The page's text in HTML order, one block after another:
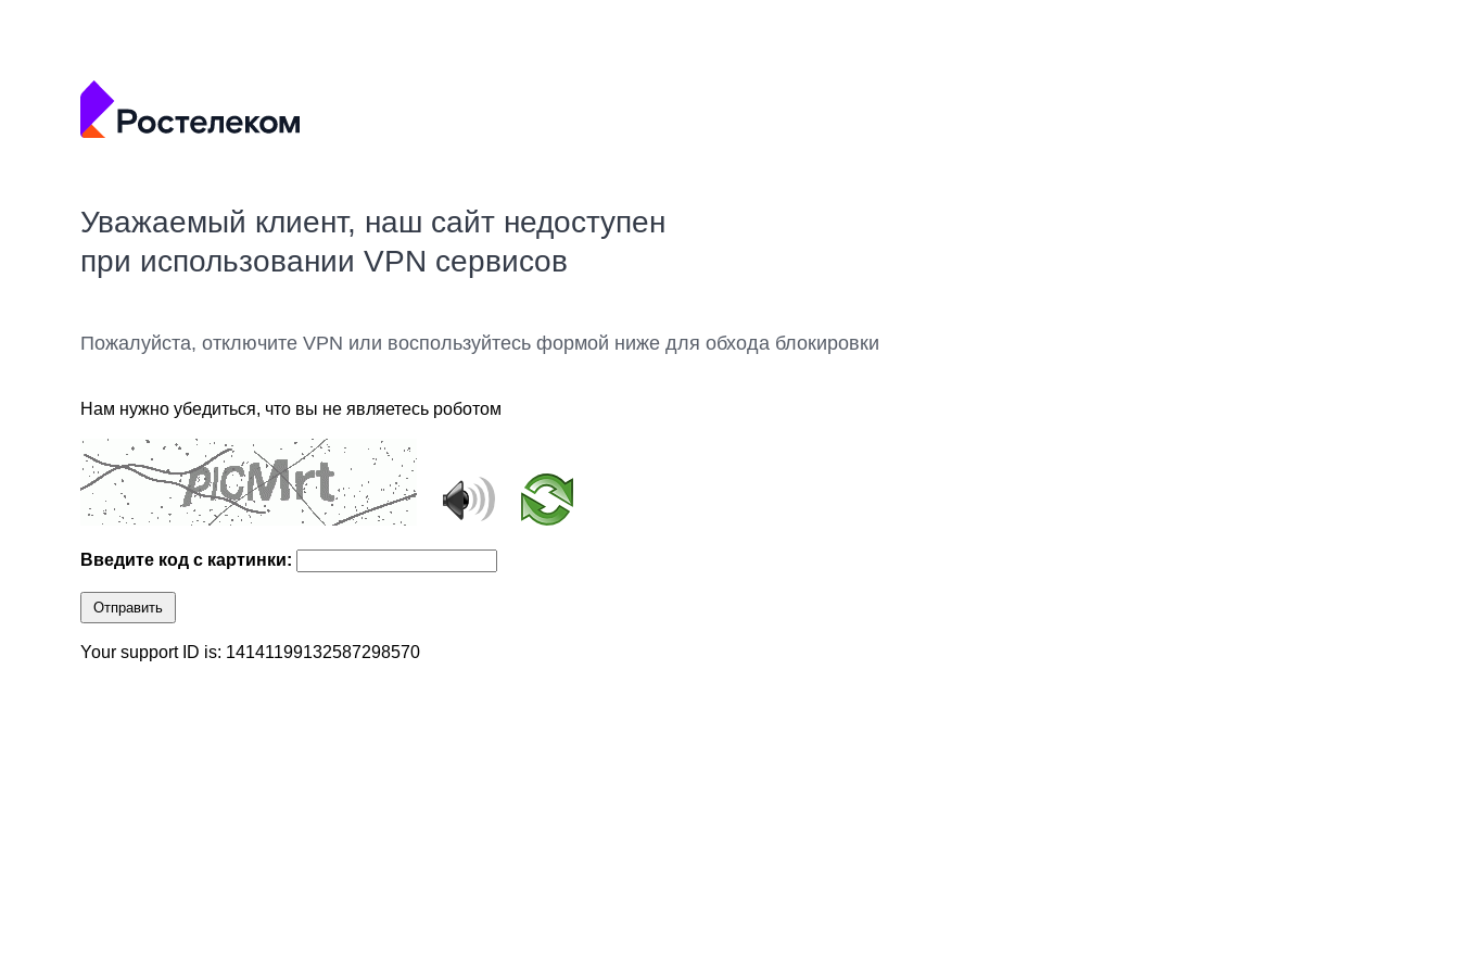
Уважаемый клиент, наш сайт недоступен
при использовании VPN сервисов
Пожалуйста, отключите VPN или воспользуйтесь формой ниже для обхода блокировки
Нам нужно убедиться, что вы не являетесь роботом
Введите код с картинки:
Отправить
Your support ID is: 14141199132587298570